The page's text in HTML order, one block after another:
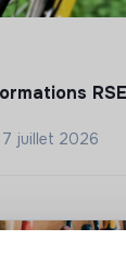
juillet 2026